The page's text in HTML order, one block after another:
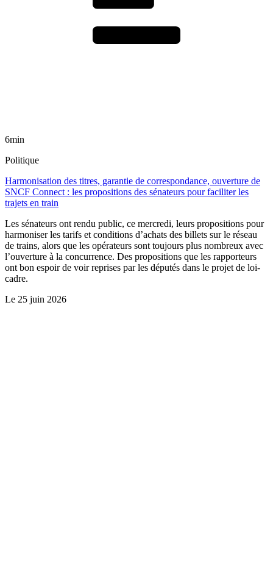
6min
Politique
Harmonisation des titres, garantie de correspondance, ouverture de
SNCF Connect : les propositions des sénateurs pour faciliter les
trajets en train
Les sénateurs ont rendu public, ce mercredi, leurs propositions pour
harmoniser les tarifs et conditions d’achats des billets sur le réseau
de trains, alors que les opérateurs sont toujours plus nombreux avec
l’ouverture à la concurrence. Des propositions que les rapporteurs
ont bon espoir de voir reprises par les députés dans le projet de loi-
cadre.
Le 25 juin 2026